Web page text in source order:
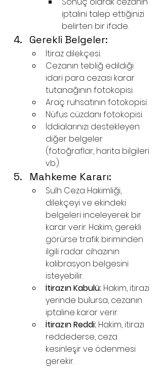
iptalini talep ettiğinizi
belirten bir ifade.
Gerekli Belgeler:
İtiraz dilekçesi.
Cezanın tebliğ edildiği
idari para cezası karar
tutanağının fotokopisi.
Araç ruhsatının fotokopisi.
Nüfus cüzdanı fotokopisi.
İddialarınızı destekleyen
diğer belgeler
(fotoğraflar, harita bilgileri
vb.).
Mahkeme Kararı:
Sulh Ceza Hakimliği,
dilekçeyi ve ekindeki
belgeleri inceleyerek bir
karar verir. Hakim, gerekli
görürse trafik biriminden
ilgili radar cihazının
kalibrasyon belgesini
isteyebilir.
İtirazın Kabulü: Hakim, itirazı
yerinde bulursa, cezanın
iptaline karar verir.
İtirazın Reddi: Hakim, itirazı
reddederse, ceza
kesinleşir ve ödenmesi
gerekir.